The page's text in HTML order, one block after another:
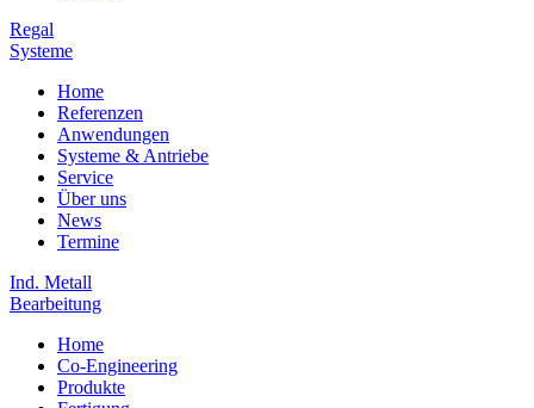
Regal
Systeme
Home
Referenzen
Anwendungen
Systeme & Antriebe
Service
Über uns
News
Termine
Ind. Metall
Bearbeitung
Home
Co-Engineering
Produkte